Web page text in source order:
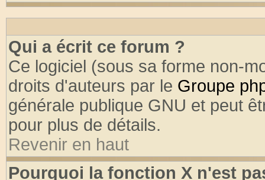
Qui a écrit ce forum ?
Ce logiciel (sous sa forme non-
droits d'auteurs par le Groupe
générale publique GNU et peut
pour plus de détails.
Revenir en haut
Pourquoi la fonction X n'est